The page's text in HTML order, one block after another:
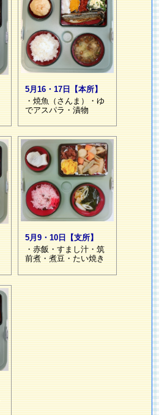
5月16・17日【本所】
・焼魚（さんま）・ゆ
でアスパラ・漬物
5月9・10日【支所】
・赤飯・すまし汁・筑
前煮・煮豆・たい焼き